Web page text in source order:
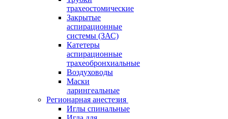
трахеостомические
Закрытые
аспирационные
системы (ЗАС)
Катетеры
аспирационные
трахеобронхиальные
Воздуховоды
Маски
ларингеальные
Регионарная анестезия
Иглы спинальные